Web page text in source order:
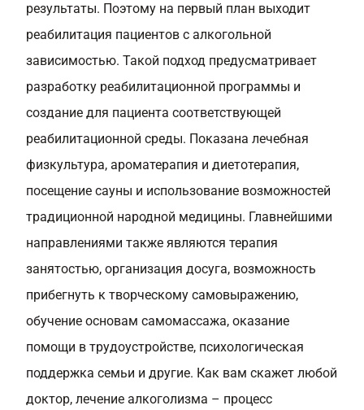
результаты. Поэтому на первый план выходит
реабилитация пациентов с алкогольной
зависимостью. Такой подход предусматривает
разработку реабилитационной программы и
создание для пациента соответствующей
реабилитационной среды. Показана лечебная
физкультура, ароматерапия и диетотерапия,
посещение сауны и использование возможностей
традиционной народной медицины. Главнейшими
направлениями также являются терапия
занятостью, организация досуга, возможность
прибегнуть к творческому самовыражению,
обучение основам самомассажа, оказание
помощи в трудоустройстве, психологическая
поддержка семьи и другие. Как вам скажет любой
доктор, лечение алкоголизма – процесс